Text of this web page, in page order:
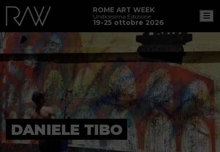
ROME ART WEEK
Undicesima Edizione
19-25 ottobre 2026
DANIELE TIBO